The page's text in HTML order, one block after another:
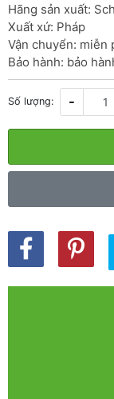
Hãng sản xuất:
Xuất xứ: Pháp
Vận chuyển: miễn
Bảo hành: bảo
Số lượng: -